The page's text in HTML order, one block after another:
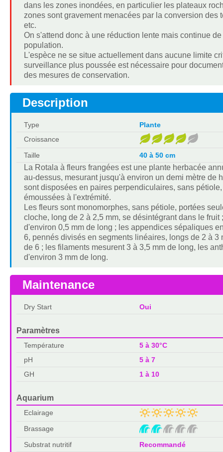
dans les zones inondées, en particulier les plateaux
zones sont gravement menacées par la conversion
etc.
On s'attend donc à une réduction lente mais continue
population.
L'espèce ne se situe actuellement dans aucune limite
surveillance plus poussée est nécessaire pour
des mesures de conservation.
Description
Type
Plante
Croissance
Taille
40 à 50 cm
La Rotala à fleurs frangées est une plante herbacée
au-dessus, mesurant jusqu'à environ un demi mètre
sont disposées en paires perpendiculaires, sans
émoussées à l'extrémité.
Les fleurs sont monomorphes, sans pétiole, portées
cloche, long de 2 à 2,5 mm, se désintégrant dans le
d'environ 0,5 mm de long ; les appendices sépaliques
6, pennés divisés en segments linéaires, longs de 2 à
de 6 ; les filaments mesurent 3 à 3,5 mm de long, les
d'environ 3 mm de long.
Maintenance
Dry Start Oui
Paramètres
Température
5 à 30°C
pH
5 à 7
GH
1 à 10
Aquarium
Eclairage
Brassage
Substrat nutritif
Recommandé